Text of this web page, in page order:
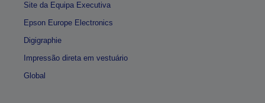
Site da Equipa Executiva
Epson Europe Electronics
Digigraphie
Impressão direta em vestuário
Global